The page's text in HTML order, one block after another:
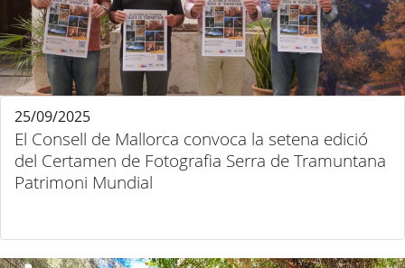
El Consell de Mallorca convoca la setena edició
del Certamen de Fotografia Serra de Tramuntana
Patrimoni Mundial
25/09/2025